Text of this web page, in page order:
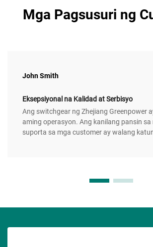
Mga Pagsusuri ng
John Smith
Eksepsiyonal na Kalidad at Serbisyo
Ang switchgear ng Zhejiang Greenpower
aming operasyon. Ang kanilang pansin sa
suporta sa mga customer ay walang